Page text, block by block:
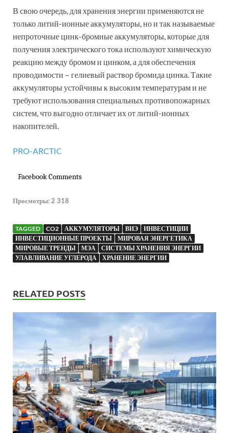
В свою очередь, для хранения энергии применяются не
только литий-ионные аккумуляторы, но и так называемые
непроточные цинк-бромные аккумуляторы, которые для
получения электрического тока используют химическую
реакцию между бромом и цинком, а для обеспечения
проводимости – гелиевый раствор бромида цинка. Такие
аккумуляторы устойчивы к высоким температурам и не
требуют использования специальных противопожарных
систем, что выгодно отличает их от литий-ионных
накопителей.
PRO-ARCTIC
Facebook Comments
Просмотры: 2 318
TAGGED CO2 АККУМУЛЯТОРЫ ВИЭ
ИНВЕСТИЦИИ
ИНВЕСТИЦИОННЫЕ ПРОЕКТЫ
МИРОВАЯ ЭНЕРГЕТИКА
МИРОВЫЕ ТРЕНДЫ
МЭА
СИСТЕМЫ ХРАНЕНИЯ ЭНЕРГИИ
УЛАВЛИВАНИЕ УГЛЕРОДА
ХРАНЕНИЕ ЭНЕРГИИ
RELATED POSTS